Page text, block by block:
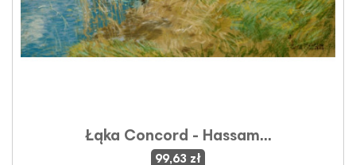
Łąka Concord - Hassam...
99,63 zł